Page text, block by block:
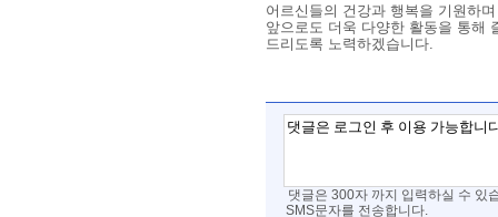
어르신들의 건강과 행복을 기원하며
앞으로도 더욱 다양한 활동을 통해
드리도록 노력하겠습니다.
댓글은 300자 까지 입력하실 수 있
SMS문자를 전송합니다.